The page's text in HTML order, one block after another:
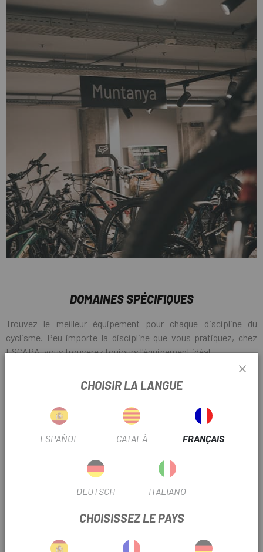
DOMAINES SPÉCIFIQUES
Trouvez le meilleur équipement pour chaque discipline du
cyclisme. Peu importe la discipline que vous pratiquez, chez
ESCAPA, vous trouverez toujours l'équipement idéal.
CHOISIR LA LANGUE
ESPAÑOL CATALÀ FRANÇAIS
DEUTSCH ITALIANO
CHOISISSEZ LE PAYS